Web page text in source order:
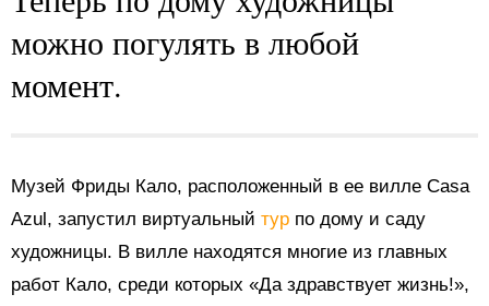
можно погулять в любой
момент.
Музей Фриды Кало, расположенный в ее вилле Casa
Azul, запустил виртуальный тур по дому и саду
художницы. В вилле находятся многие из главных
работ Кало, среди которых «Да здравствует жизнь!»,